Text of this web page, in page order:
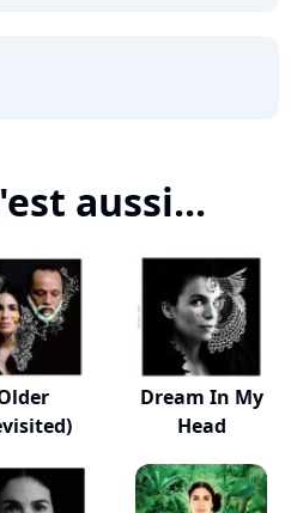
aussi...
Dream In My
Head